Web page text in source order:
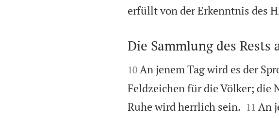
erfüllt von der Erkenntnis des

Die Sammlung des Rests

10 An jenem Tag wird es der
Feldzeichen für die Völker; die
Ruhe wird herrlich sein.
11 An